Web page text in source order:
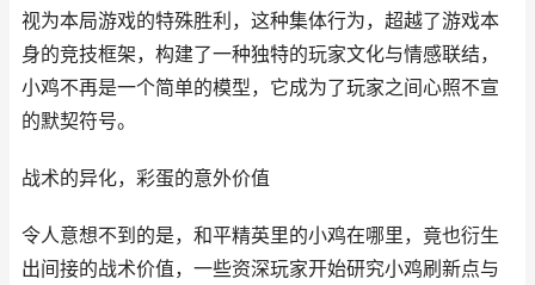
视为本局游戏的特殊胜利，这种集体行为，超越了游戏本
身的竞技框架，构建了一种独特的玩家文化与情感联结，
小鸡不再是一个简单的模型，它成为了玩家之间心照不宣
的默契符号。
战术的异化，彩蛋的意外价值
令人意想不到的是，和平精英里的小鸡在哪里，竟也衍生
出间接的战术价值，一些资深玩家开始研究小鸡刷新点与